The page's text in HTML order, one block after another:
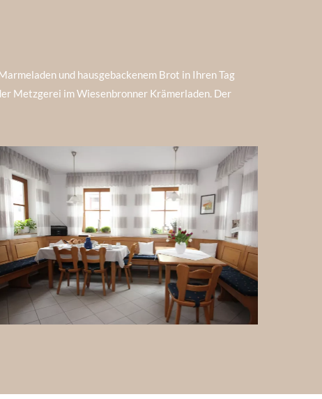
und hausgebackenem Brot in Ihren Tag
Metzgerei im Wiesenbronner Krämerladen. Der